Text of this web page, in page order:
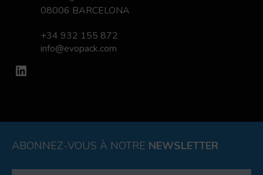
08006 BARCELONA
+34 932 155 872
info@evopack.com
LinkedIn
ABONNEZ-VOUS À NOTRE NEWSLETTER